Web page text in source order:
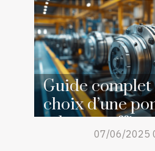
Guide
choix d’une
relevage
07/06/2025